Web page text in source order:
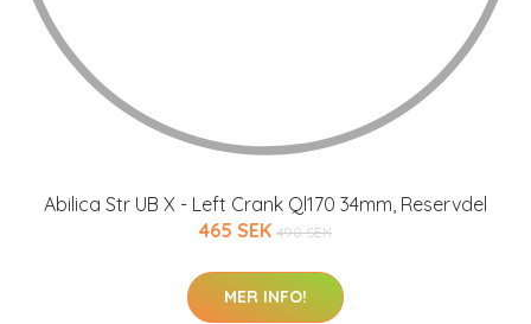
Abilica Str UB X - Left Crank Ql170 34mm, Reservdel
465 SEK 490 SEK
MER INFO!